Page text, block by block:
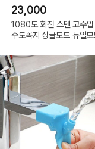
23,000
1080도 회전 스텐 고수압
수도꼭지 싱글모드 듀얼모